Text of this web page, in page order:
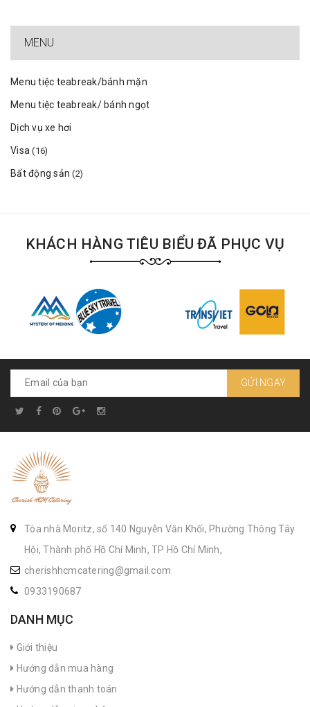
MENU
Menu tiệc teabreak/bánh mặn
Menu tiệc teabreak/ bánh ngọt
Dịch vụ xe hơi
Visa(16)
Bất động sản(2)
KHÁCH HÀNG TIÊU BIỂU ĐÃ PHỤC VỤ
GỬI NGAY
Tòa nhà Moritz, số 140 Nguyễn Văn Khối, Phường Thông Tây
Hội, Thành phố Hồ Chí Minh, TP Hồ Chí Minh,
cherishhcmcatering@gmail.com
0933190687
DANH MỤC
Giới thiệu
Hướng dẫn mua hàng
Hướng dẫn thanh toán